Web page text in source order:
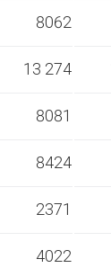
8062
13 274
8081
8424
2371
4022